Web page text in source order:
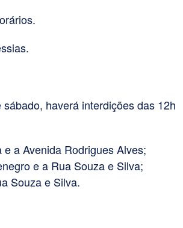
haverá interdições das 12h
a Avenida Rodrigues Alves;
e a Rua Souza e Silva;
Souza e Silva.